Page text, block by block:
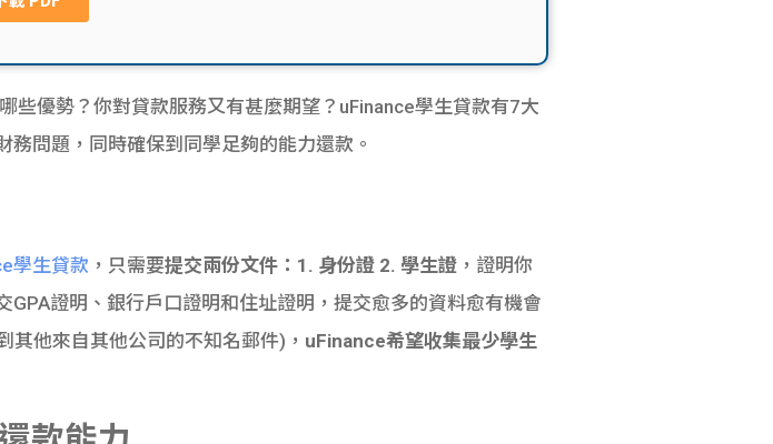
些優勢？你對貸款服務又有甚麼期望？uFinance學生貸款有7大
問題，同時確保到同學足夠的能力還款。
學生貸款 ，只需要提交兩份文件： 1. 身份證2. 學生證，證明你
證明、銀行戶口證明和住址證明，提交愈多的資料愈有機會
他來自其他公司的不知名郵件)， uFinance希望收集最少學生